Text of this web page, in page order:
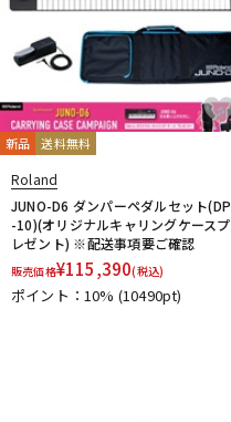
新品 送料無料
Roland
JUNO-D6 ダンパーペダルセット(DP
-10)(オリジナルキャリングケースプ
レゼント) ※配送事項要ご確認
販売価格¥115,390(税込)
ポイント：10% (10490pt)